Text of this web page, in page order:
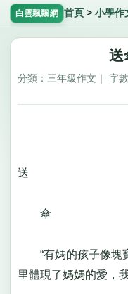
白雲飄飄網 首頁 > 小學作
送
分類：三年級作文｜ 字
送
傘
“有媽的孩子像塊寶
里體現了媽媽的愛，